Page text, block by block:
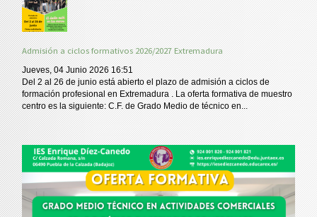
Admisión a ciclos formativos 2026/2027 Extremadura
Jueves, 04 Junio 2026 16:51
Del 2 al 26 de junio está abierto el plazo de admisión a ciclos de
formación profesional en Extremadura . La oferta formativa de muestro
centro es la siguiente: C.F. de Grado Medio de técnico en...